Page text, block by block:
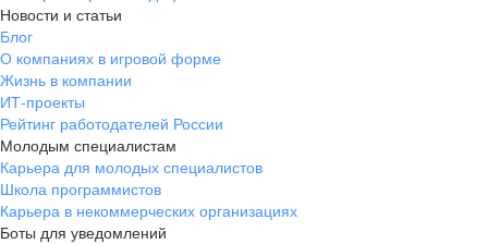
Новости и статьи
Блог
О компаниях в игровой форме
Жизнь в компании
ИТ-проекты
Рейтинг работодателей России
Молодым специалистам
Карьера для молодых специалистов
Школа программистов
Карьера в некоммерческих организациях
Боты для уведомлений